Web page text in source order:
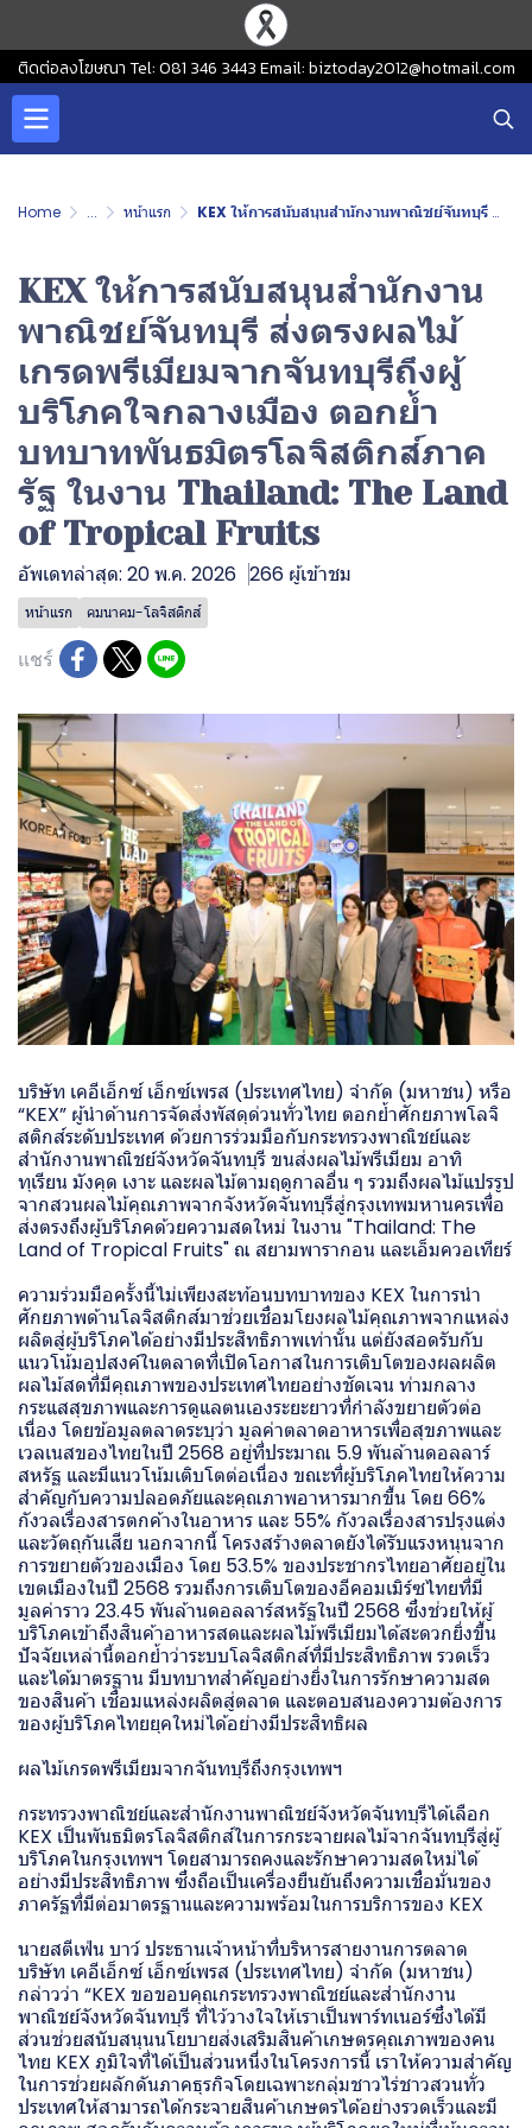
ติดต่อลงโฆษณา Tel: 081 346 3443 Email: biztoday2012@hotmail.com
Home ... หน้าแรก KEX ให้การสนับสนุนสำนักงานพาณิชย์จันทบุรี ส่งตรงผลไม้เกรดพรีเมียมจากจันทบุรีถึงผู้บริโภคใจกลางเมือง ตอกย้ำบทบาทพันธมิตรโลจิสติกส์ภาครัฐ ในงาน Thailand: The Land of Tropical Fruits
KEX ให้การสนับสนุนสำนักงาน
พาณิชย์จันทบุรี ส่งตรงผลไม้
เกรดพรีเมียมจากจันทบุรีถึงผู้
บริโภคใจกลางเมือง ตอกย้ำ
บทบาทพันธมิตรโลจิสติกส์ภาค
รัฐ ในงาน Thailand: The Land
of Tropical Fruits
อัพเดทล่าสุด: 20 พ.ค. 2026 266 ผู้เข้าชม
หน้าแรก คมนาคม-โลจิสติกส์
แชร์
บริษัท เคอีเอ็กซ์ เอ็กซ์เพรส (ประเทศไทย) จำกัด (มหาชน) หรือ
“KEX” ผู้นำด้านการจัดส่งพัสดุด่วนทั่วไทย ตอกย้ำศักยภาพโลจิ
สติกส์ระดับประเทศ ด้วยการร่วมมือกับกระทรวงพาณิชย์และ
สำนักงานพาณิชย์จังหวัดจันทบุรี ขนส่งผลไม้พรีเมียม อาทิ
ทุเรียน มังคุด เงาะ และผลไม้ตามฤดูกาลอื่น ๆ รวมถึงผลไม้แปรรูป
จากสวนผลไม้คุณภาพจากจังหวัดจันทบุรีสู่กรุงเทพมหานครเพื่อ
ส่งตรงถึงผู้บริโภคด้วยความสดใหม่ ในงาน "Thailand: The
Land of Tropical Fruits" ณ สยามพารากอน และเอ็มควอเทียร์
ความร่วมมือครั้งนี้ไม่เพียงสะท้อนบทบาทของ KEX ในการนำ
ศักยภาพด้านโลจิสติกส์มาช่วยเชื่อมโยงผลไม้คุณภาพจากแหล่ง
ผลิตสู่ผู้บริโภคได้อย่างมีประสิทธิภาพเท่านั้น แต่ยังสอดรับกับ
แนวโน้มอุปสงค์ในตลาดที่เปิดโอกาสในการเติบโตของผลผลิต
ผลไม้สดที่มีคุณภาพของประเทศไทยอย่างชัดเจน ท่ามกลาง
กระแสสุขภาพและการดูแลตนเองระยะยาวที่กำลังขยายตัวต่อ
เนื่อง โดยข้อมูลตลาดระบุว่า มูลค่าตลาดอาหารเพื่อสุขภาพและ
เวลเนสของไทยในปี 2568 อยู่ที่ประมาณ 5.9 พันล้านดอลลาร์
สหรัฐ และมีแนวโน้มเติบโตต่อเนื่อง ขณะที่ผู้บริโภคไทยให้ความ
สำคัญกับความปลอดภัยและคุณภาพอาหารมากขึ้น โดย 66%
กังวลเรื่องสารตกค้างในอาหาร และ 55% กังวลเรื่องสารปรุงแต่ง
และวัตถุกันเสีย นอกจากนี้ โครงสร้างตลาดยังได้รับแรงหนุนจาก
การขยายตัวของเมือง โดย 53.5% ของประชากรไทยอาศัยอยู่ใน
เขตเมืองในปี 2568 รวมถึงการเติบโตของอีคอมเมิร์ซไทยที่มี
มูลค่าราว 23.45 พันล้านดอลลาร์สหรัฐในปี 2568 ซึ่งช่วยให้ผู้
บริโภคเข้าถึงสินค้าอาหารสดและผลไม้พรีเมียมได้สะดวกยิ่งขึ้น
ปัจจัยเหล่านี้ตอกย้ำว่าระบบโลจิสติกส์ที่มีประสิทธิภาพ รวดเร็ว
และได้มาตรฐาน มีบทบาทสำคัญอย่างยิ่งในการรักษาความสด
ของสินค้า เชื่อมแหล่งผลิตสู่ตลาด และตอบสนองความต้องการ
ของผู้บริโภคไทยยุคใหม่ได้อย่างมีประสิทธิผล
ผลไม้เกรดพรีเมียมจากจันทบุรีถึงกรุงเทพฯ
กระทรวงพาณิชย์และสำนักงานพาณิชย์จังหวัดจันทบุรีได้เลือก
KEX เป็นพันธมิตรโลจิสติกส์ในการกระจายผลไม้จากจันทบุรีสู่ผู้
บริโภคในกรุงเทพฯ โดยสามารถคงและรักษาความสดใหม่ได้
อย่างมีประสิทธิภาพ ซึ่งถือเป็นเครื่องยืนยันถึงความเชื่อมั่นของ
ภาครัฐที่มีต่อมาตรฐานและความพร้อมในการบริการของ KEX
นายสตีเฟ่น บาว์ ประธานเจ้าหน้าที่บริหารสายงานการตลาด
บริษัท เคอีเอ็กซ์ เอ็กซ์เพรส (ประเทศไทย) จำกัด (มหาชน)
กล่าวว่า “KEX ขอขอบคุณกระทรวงพาณิชย์และสำนักงาน
พาณิชย์จังหวัดจันทบุรี ที่ไว้วางใจให้เราเป็นพาร์ทเนอร์ซึ่งได้มี
ส่วนช่วยสนับสนุนนโยบายส่งเสริมสินค้าเกษตรคุณภาพของคน
ไทย KEX ภูมิใจที่ได้เป็นส่วนหนึ่งในโครงการนี้ เราให้ความสำคัญ
ในการช่วยผลักดันภาคธุรกิจโดยเฉพาะกลุ่มชาวไร่ชาวสวนทั่ว
ประเทศให้สามารถได้กระจายสินค้าเกษตรได้อย่างรวดเร็วและมี